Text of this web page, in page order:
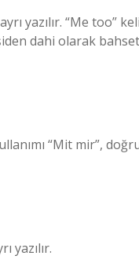
yazılır. “Me too”
dahi olarak
“Mit mir”,
yazılır.